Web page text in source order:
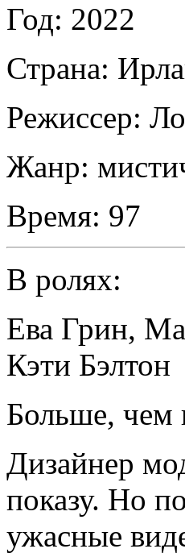
Год: 2022
Страна:
Режиссер:
Жанр:
Время: 97
В ролях:
Ева Грин,
Кэти Бэлтон
Больше, чем
Дизайнер
показу. Но
ужасные